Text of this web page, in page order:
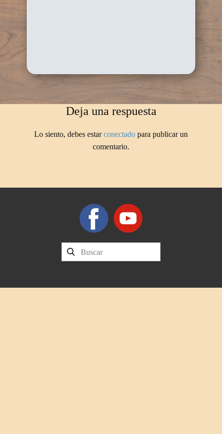
Deja una respuesta
Lo siento, debes estarconectado para publicar un
comentario.